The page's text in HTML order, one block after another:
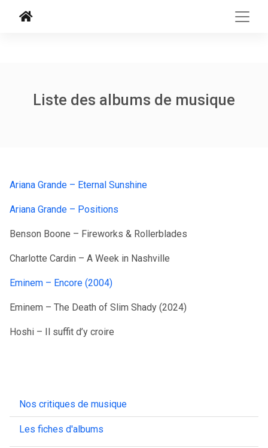
Liste des albums de musique
Ariana Grande – Eternal Sunshine
Ariana Grande – Positions
Benson Boone – Fireworks & Rollerblades
Charlotte Cardin – A Week in Nashville
Eminem – Encore (2004)
Eminem – The Death of Slim Shady (2024)
Hoshi – Il suffit d’y croire
Nos critiques de musique
Les fiches d'albums